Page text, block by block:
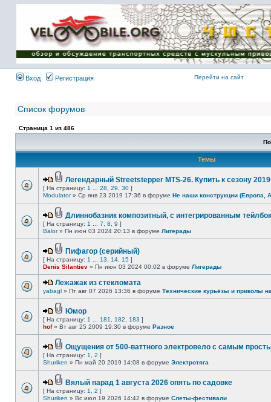
Имя пользователя:
Пароль:
{ LOG_ME_IN_SHORT
}
Вход
Регистрация Перейти на сайт
Список форумов
Страница 1 из 486
Темы
Легендарный Streetstepper MTS-26. Купить к сезону
[ На страницу: 1 28 29 30 ]
Modulator» Ср янв 23 2019 17:36 в форуме Не наши конструкции (Европа,
Длиннобазник композитный, с интегрированным
[ На страницу: 1 7 8 9 ]
Balor» Пн июн 03 2024 20:13 в форуме Лигерады
Пифагор (серийный)
[ На страницу: 1 13 14 15 ]
Denis Silantiev » Пн июн 03 2024 00:02 в форуме Лигерады
Лежажак из стекломата
yabagl » Пт авг 07 2026 13:36 в форуме Технические курьёзы и приколы
Юмор
[ На страницу: 1 181 182 183 ]
hof» Вт авг 25 2009 19:30 в форуме Разное
Ощущения от 500-ваттного электровело с самым
[ На страницу: 1 2 ]
Shuriken » Пн май 20 2019 14:08 в форуме Электротяга
Вялый парад 1 августа 2026 опять по садовке
[ На страницу: 1 2 ]
Shuriken » Вс июл 19 2026 14:42 в форуме Слеты-фестивали